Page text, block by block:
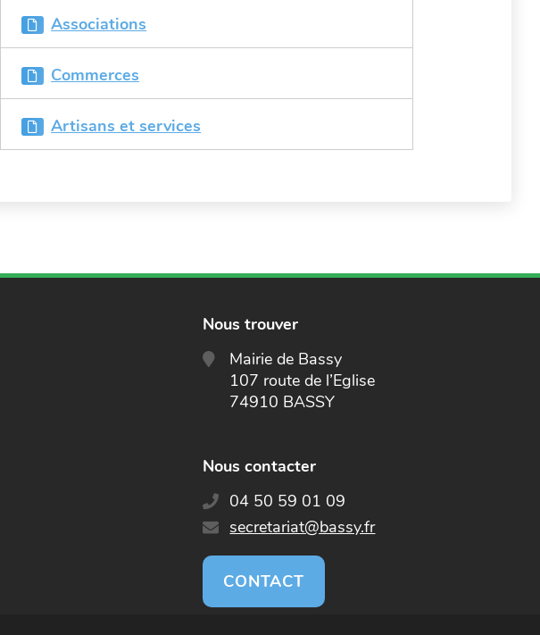
Associations
Commerces
Artisans et services
Nous trouver
Mairie de Bassy
107 route de l’Eglise
74910 BASSY
Nous contacter
04 50 59 01 09
E-
secretariat@bassy.fr
CONTACT